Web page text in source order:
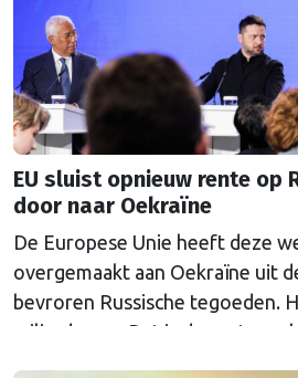
EU sluist opnieuw rente op
door naar Oekraïne
De Europese Unie heeft deze
overgemaakt aan Oekraïne uit
bevroren Russische tegoeden.
miljard euro. Dat is de rente op